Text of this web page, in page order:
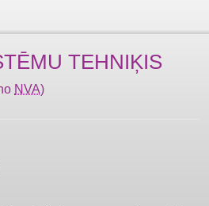
TEHNIĶIS
NVA)